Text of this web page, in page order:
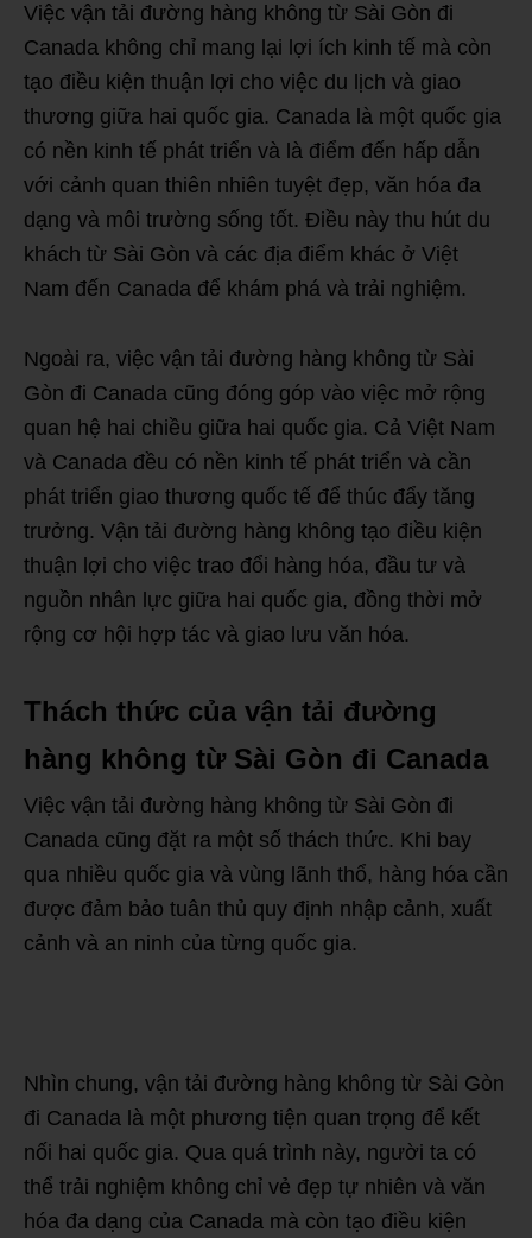
Việc vận tải đường hàng không từ Sài Gòn đi
Canada không chỉ mang lại lợi ích kinh tế mà còn
tạo điều kiện thuận lợi cho việc du lịch và giao
thương giữa hai quốc gia. Canada là một quốc gia
có nền kinh tế phát triển và là điểm đến hấp dẫn
với cảnh quan thiên nhiên tuyệt đẹp, văn hóa đa
dạng và môi trường sống tốt. Điều này thu hút du
khách từ Sài Gòn và các địa điểm khác ở Việt
Nam đến Canada để khám phá và trải nghiệm.
Ngoài ra, việc vận tải đường hàng không từ Sài
Gòn đi Canada cũng đóng góp vào việc mở rộng
quan hệ hai chiều giữa hai quốc gia. Cả Việt Nam
và Canada đều có nền kinh tế phát triển và cần
phát triển giao thương quốc tế để thúc đẩy tăng
trưởng. Vận tải đường hàng không tạo điều kiện
thuận lợi cho việc trao đổi hàng hóa, đầu tư và
nguồn nhân lực giữa hai quốc gia, đồng thời mở
rộng cơ hội hợp tác và giao lưu văn hóa.
Thách thức của vận tải đường
hàng không từ Sài Gòn đi Canada
Việc vận tải đường hàng không từ Sài Gòn đi
Canada cũng đặt ra một số thách thức. Khi bay
qua nhiều quốc gia và vùng lãnh thổ, hàng hóa cần
được đảm bảo tuân thủ quy định nhập cảnh, xuất
cảnh và an ninh của từng quốc gia.
Nhìn chung, vận tải đường hàng không từ Sài Gòn
đi Canada là một phương tiện quan trọng để kết
nối hai quốc gia. Qua quá trình này, người ta có
thể trải nghiệm không chỉ vẻ đẹp tự nhiên và văn
hóa đa dạng của Canada mà còn tạo điều kiện